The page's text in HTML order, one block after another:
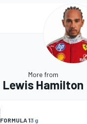
More from
Lewis Hamilton
FORMULA 13 g